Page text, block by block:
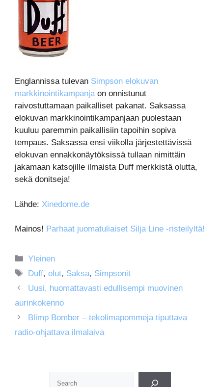
Englannissa tulevan Simpson elokuvan
markkinointikampanjaon onnistunut
raivostuttamaan paikalliset pakanat. Saksassa
elokuvan markkinointikampanjaan puolestaan
kuuluu paremmin paikallisiin tapoihin sopiva
tempaus. Saksassa ensi viikolla järjestettävissä
elokuvan ennakkonäytöksissä tullaan nimittäin
jakamaan katsojille ilmaista Duff merkkistä olutta,
sekä donitseja!
Lähde: Xinedome.de
Mainos! Parhaat juomatuliaiset Silja Line -risteilyltä!
Kategoriat
Yleinen
Avainsanat
Duff,olut, Saksa, Simpsonit
Uusi, huomattavasti edullisempi muovinen
aurinkokenno
Blimp Bomber – tekolimapommeja tiputtava
radio-ohjattava ilmalaiva